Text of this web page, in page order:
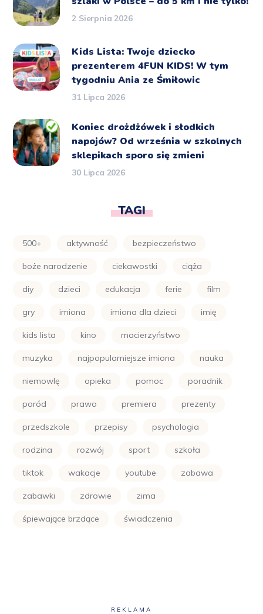
2 Sierpnia 2026
Kids Lista: Twoje dziecko
prezenterem 4FUN KIDS! W tym
tygodniu Ania ze Śmiłowic
31 Lipca 2026
Koniec drożdżówek i słodkich
napojów? Od września w szkolnych
sklepikach sporo się zmieni
30 Lipca 2026
TAGI
500+ aktywność bezpieczeństwo
boże narodzenie ciekawostki ciąża
diy dzieci edukacja ferie film
gry imiona imiona dla dzieci imię
kids lista kino macierzyństwo
muzyka najpopularniejsze imiona nauka
niemowlę opieka pomoc poradnik
poród prawo premiera prezenty
przedszkole przepisy psychologia
rodzina rozwój sport szkoła
tiktok wakacje youtube zabawa
zabawki zdrowie zima
śpiewające brzdące świadczenia
REKLAMA